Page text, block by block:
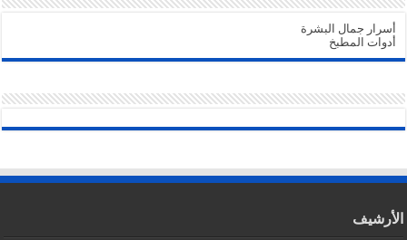
أسرار جمال البشرة
أدوات المطبخ
الأرشيف